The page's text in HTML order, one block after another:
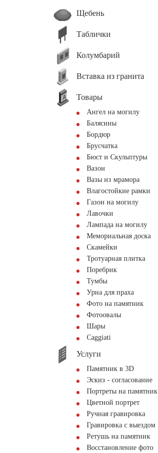
Щебень
Таблички
Колумбарий
Вставка из гранита
Товары
Ангел на могилу
Балясины
Бордюр
Брусчатка
Бюст и Скульптуры
Вазон
Вазы из мрамора
Влагостойкие рамки
Газон на могилу
Лавочки
Лампада на могилу
Мемориальная доска
Скамейки
Тротуарная плитка
Поребрик
Тумбы
Урна для праха
Фото на памятник
Фотоовалы
Шары
Сaggiati
Услуги
Памятник в 3D
Эскиз - согласование
Портреты на памятник
Цветной портрет
Ручная гравировка
Гравировка с выездом
Ретушь на памятник
Восстановление фото